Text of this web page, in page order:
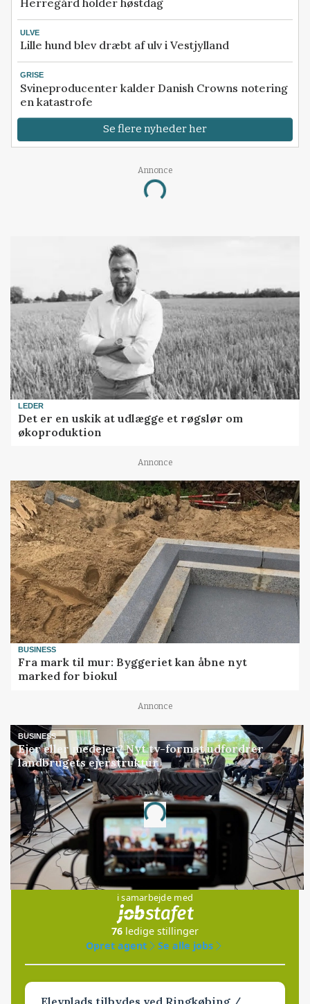
Herregård holder høstdag
ULVE
Lille hund blev dræbt af ulv i Vestjylland
GRISE
Svineproducenter kalder Danish Crowns notering
en katastrofe
Se flere nyheder her
Annonce
Loading...
LEDER
Det er en uskik at udlægge et røgslør om
økoproduktion
Annonce
BUSINESS
Fra mark til mur: Byggeriet kan åbne nyt
marked for biokul
Annonce
BUSINESS
Ejer eller medejer? Nyt tv-format udfordrer
landbrugets ejerstruktur
Annonce
Loading...
Jobs
i samarbejde med
76 ledige stillinger
Opret agent
Se alle jobs